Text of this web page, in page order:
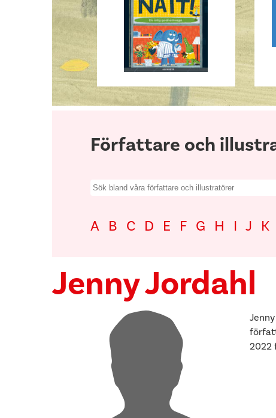
Författare och
Search
A B C D E F G H I J K
Jenny Jordahl
2022